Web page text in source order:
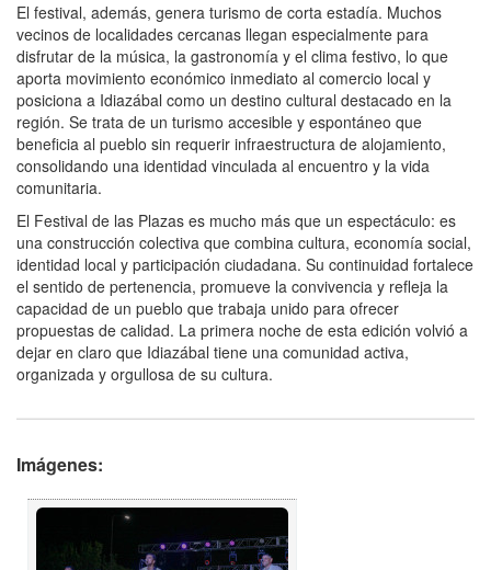
El festival, además, genera turismo de corta estadía. Muchos
vecinos de localidades cercanas llegan especialmente para
disfrutar de la música, la gastronomía y el clima festivo, lo que
aporta movimiento económico inmediato al comercio local y
posiciona a Idiazábal como un destino cultural destacado en la
región. Se trata de un turismo accesible y espontáneo que
beneficia al pueblo sin requerir infraestructura de alojamiento,
consolidando una identidad vinculada al encuentro y la vida
comunitaria.
El Festival de las Plazas es mucho más que un espectáculo: es
una construcción colectiva que combina cultura, economía social,
identidad local y participación ciudadana. Su continuidad fortalece
el sentido de pertenencia, promueve la convivencia y refleja la
capacidad de un pueblo que trabaja unido para ofrecer
propuestas de calidad. La primera noche de esta edición volvió a
dejar en claro que Idiazábal tiene una comunidad activa,
organizada y orgullosa de su cultura.
Imágenes: